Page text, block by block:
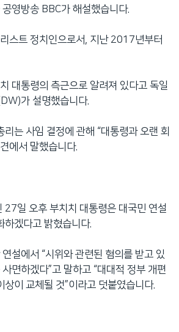
영방송 BBC가 해설했습니다.
스트 정치인으로서, 지난 2017년부터
대통령의 측근으로 알려져 있다고 독일
가 설명했습니다.
리는 사임 결정에 관해 “대통령과 오랜 회
에서 말했습니다.
27일 오후 부치치 대통령은 대국민 연설
하겠다고 밝혔습니다.
설에서 “시위와 관련된 혐의를 받고 있
면하겠다”고 말하고 “대대적 정부 개편
이 교체될 것”이라고 덧붙였습니다.